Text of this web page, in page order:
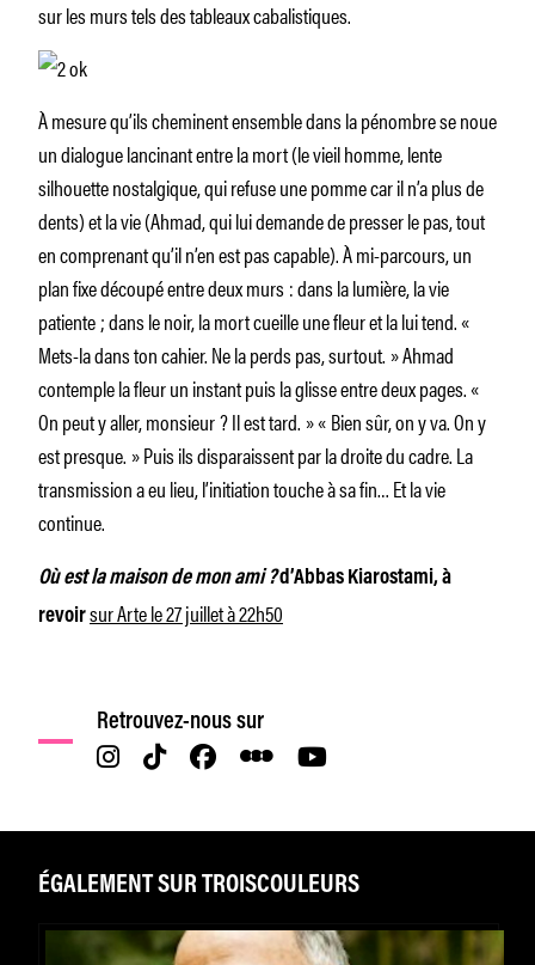
sur les murs tels des tableaux cabalistiques.
À mesure qu’ils cheminent ensemble dans la pénombre se noue
un dialogue lancinant entre la mort (le vieil homme, lente
silhouette nostalgique, qui refuse une pomme car il n’a plus de
dents) et la vie (Ahmad, qui lui demande de presser le pas, tout
en comprenant qu’il n’en est pas capable). À mi-parcours, un
plan fixe découpé entre deux murs : dans la lumière, la vie
patiente ; dans le noir, la mort cueille une fleur et la lui tend. «
Mets-la dans ton cahier. Ne la perds pas, surtout. » Ahmad
contemple la fleur un instant puis la glisse entre deux pages. «
On peut y aller, monsieur ? Il est tard. » « Bien sûr, on y va. On y
est presque. » Puis ils disparaissent par la droite du cadre. La
transmission a eu lieu, l’initiation touche à sa fin… Et la vie
continue.
Où est la maison de mon ami ?d’Abbas Kiarostami, à
revoirsur Arte le 27 juillet à 22h50
Retrouvez-nous sur
ÉGALEMENT SUR TROISCOULEURS